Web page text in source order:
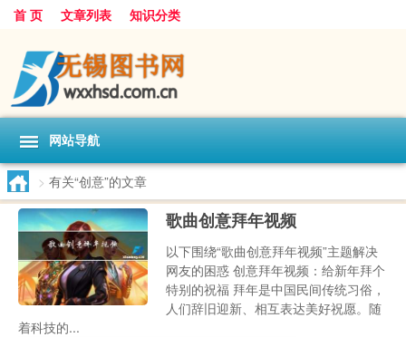
首 页 文章列表 知识分类
网站导航
> 有关“创意”的文章
歌曲创意拜年视频
以下围绕“歌曲创意拜年视频”主题解决
网友的困惑 创意拜年视频：给新年拜个
特别的祝福 拜年是中国民间传统习俗，
人们辞旧迎新、相互表达美好祝愿。随
着科技的...